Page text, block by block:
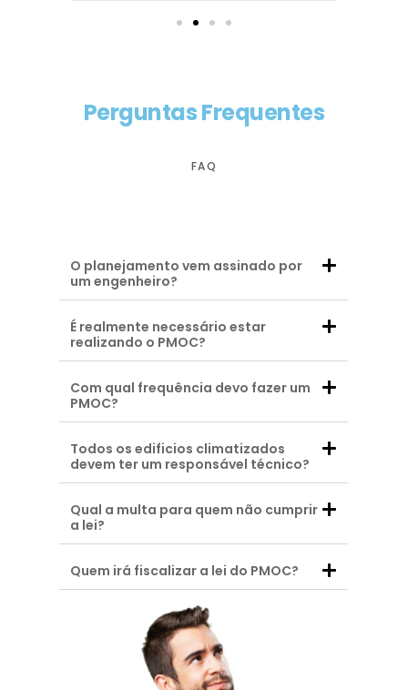
Perguntas Frequentes
FAQ
O planejamento vem assinado por
um engenheiro?
É realmente necessário estar
realizando o PMOC?
Com qual frequência devo fazer um
PMOC?
Todos os edificios climatizados
devem ter um responsável técnico?
Qual a multa para quem não cumprir
a lei?
Quem irá fiscalizar a lei do PMOC?